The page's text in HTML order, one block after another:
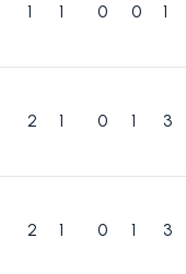
1 1 0 0 1
2 1 0 1 3
2 1 0 1 3